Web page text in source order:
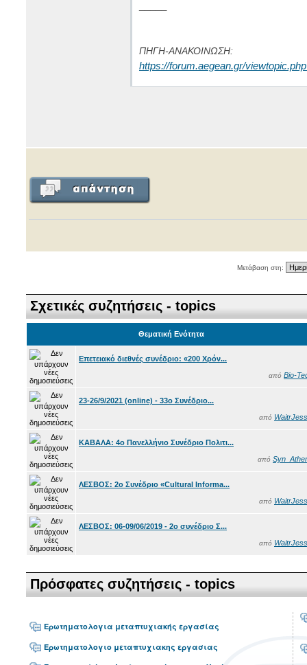
ΠΗΓΗ-ΑΝΑΚΟΙΝΩΣΗ:
https://forum.aegean.gr/
Μετάβαση στη:
Σχετικές συζητήσεις - topics
Θεματική Ενότητα
Επετειακό διεθνές συνέδριο: «200 Χρόν...
από Bio-
23-26/9/2021 (online) - 33ο Συνέδριο...
από
ΚΑΒΑΛΑ: 4ο Πανελλήνιο Συνέδριο Πολιτι...
από
ΛΕΣΒΟΣ: 2ο Συνέδριο «Cultural Informa...
από
ΛΕΣΒΟΣ: 06-09/06/2019 - 2ο συνέδριο Σ...
από
Πρόσφατες συζητήσεις - topics
Ερωτηματολογια μεταπτυχιακής εργασίας
Ερωτηματολογιο μεταπτυχιακης εργασιας